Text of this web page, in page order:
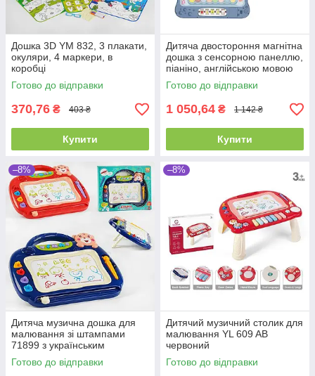
Дошка 3D YM 832, 3 плакати,
окуляри, 4 маркери, в
коробці
Готово до відправки
370,76 ₴ 403 ₴
Купити
Дитяча двостороння магнітна
дошка з сенсорною панеллю,
піаніно, англійською мовою
648 A-65
Готово до відправки
1 050,64 ₴ 1 142 ₴
Купити
–8%
Дитяча музична дошка для
малювання зі штампами
71899 з українським
озвучуванням у 2 кольорах
Готово до відправки
–8%
Дитячий музичний столик для
малювання YL 609 AB
червоний
Готово до відправки